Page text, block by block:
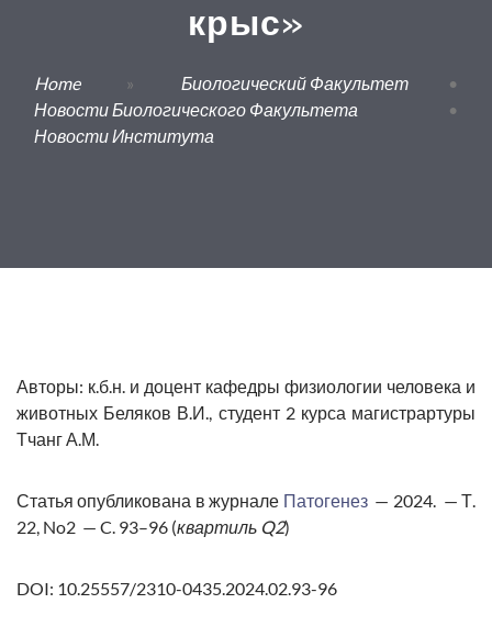
крыс»
Home » Биологический Факультет
•
Новости Биологического Факультета
•
Новости Института
Авторы: к.б.н. и доцент кафедры физиологии человека и
животных Беляков В.И., студент 2 курса магистрартуры
Тчанг А.М.
Статья опубликована в журнале Патогенез— 2024. — Т.
22, No2 — C. 93–96 (квартиль Q2)
DOI: 10.25557/2310-0435.2024.02.93-96